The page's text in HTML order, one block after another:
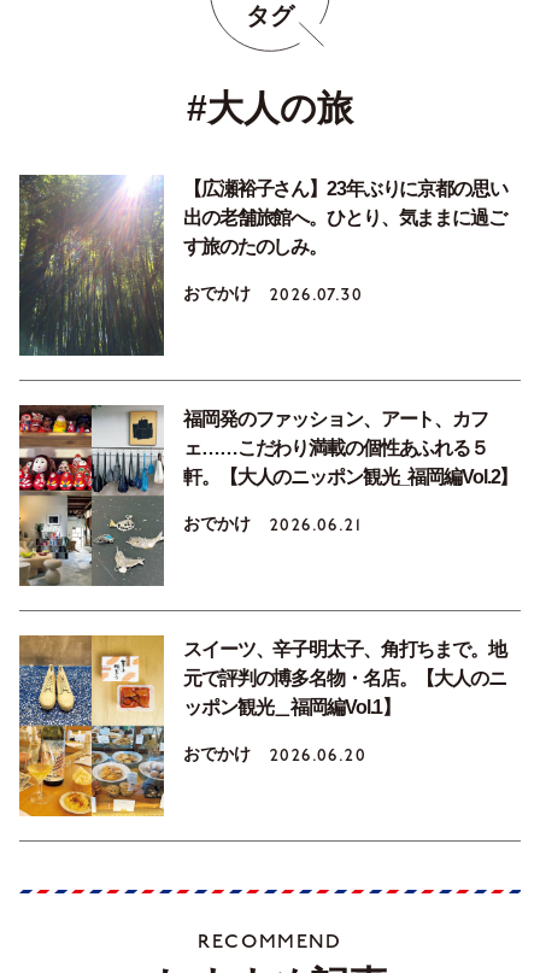
タグ
#大人の旅
【広瀬裕子さん】23年ぶりに京都の思い
出の老舗旅館へ。ひとり、気ままに過ご
す旅のたのしみ。
おでかけ 2026.07.30
福岡発のファッション、アート、カフ
ェ……こだわり満載の個性あふれる５
軒。【大人のニッポン観光_福岡編Vol.2】
おでかけ 2026.06.21
スイーツ、辛子明太子、角打ちまで。地
元で評判の博多名物・名店。【大人のニ
ッポン観光＿福岡編Vol.1】
おでかけ 2026.06.20
RECOMMEND